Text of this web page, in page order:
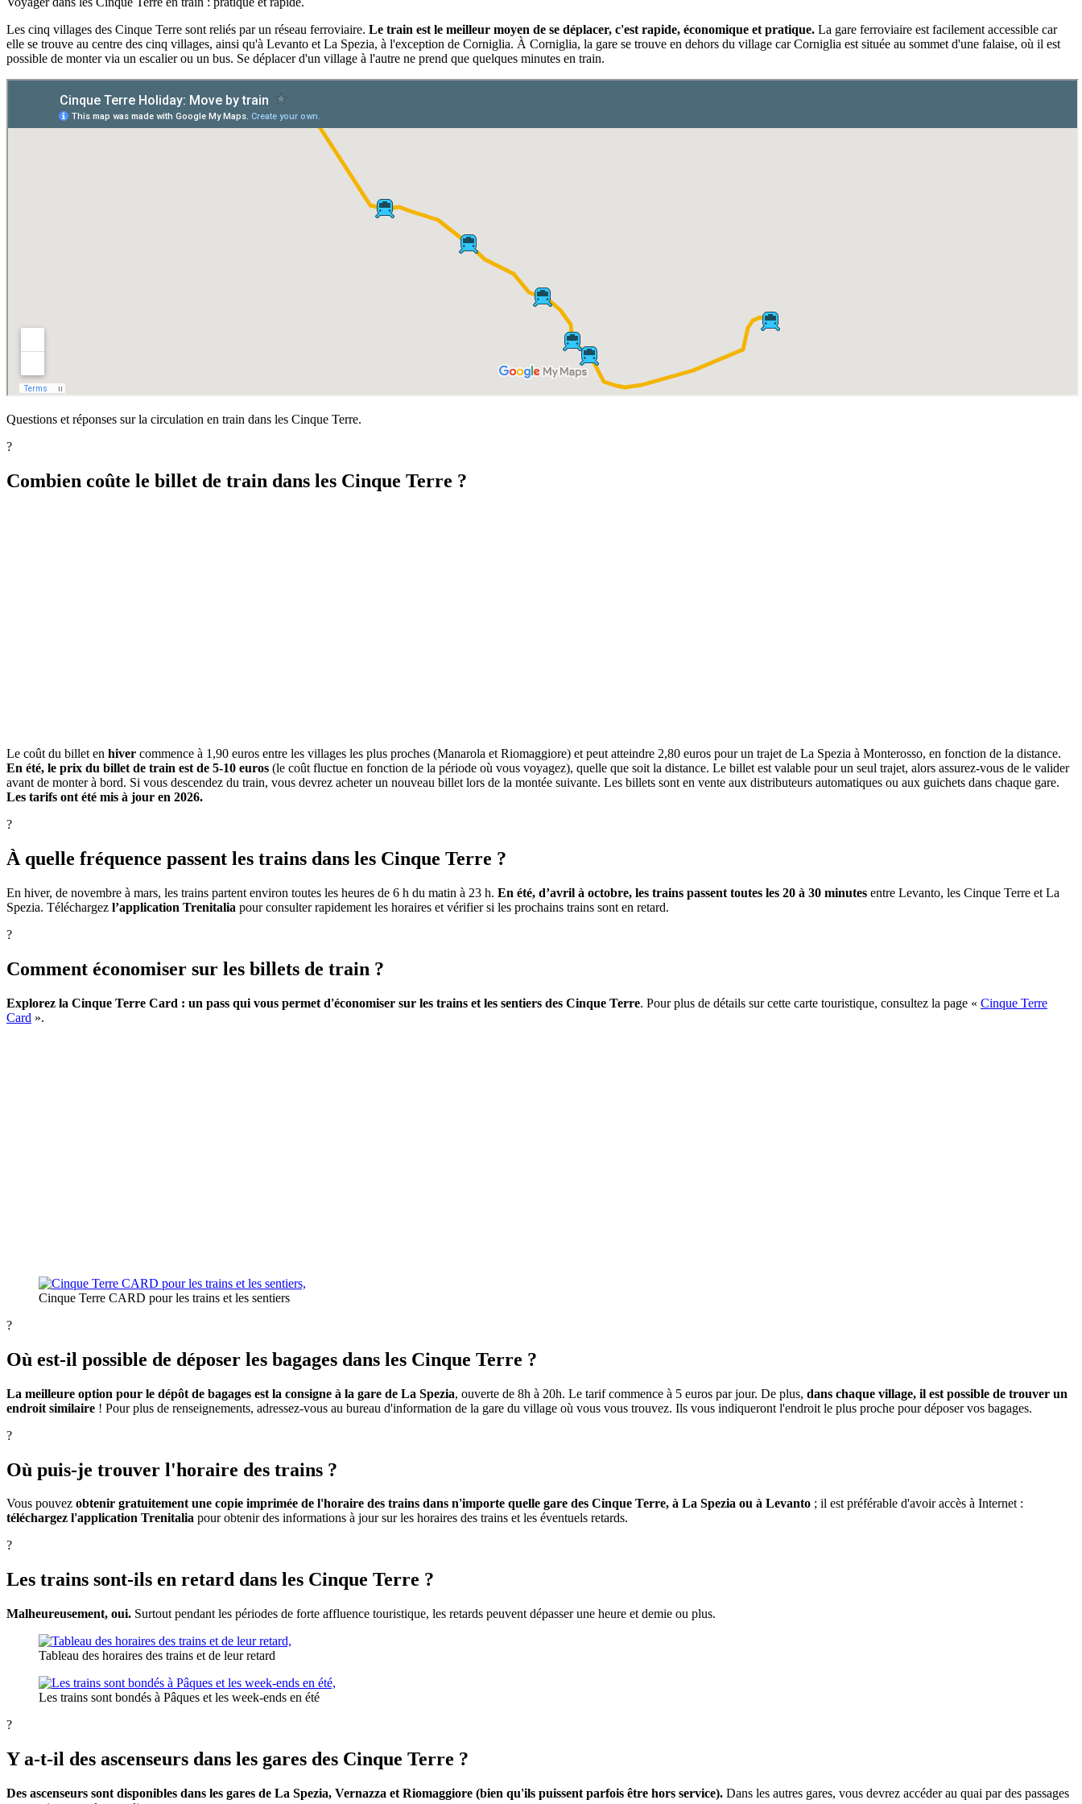
Les cinq villages des Cinque Terre sont reliés par un réseau ferroviaire. Le train est le meilleur moyen de se déplacer, c'est rapide, économique et pratique. La gare ferroviaire est facilement accessible car
elle se trouve au centre des cinq villages, ainsi qu'à Levanto et La Spezia, à l'exception de Corniglia. À Corniglia, la gare se trouve en dehors du village car Corniglia est située au sommet d'une falaise, où il est
possible de monter via un escalier ou un bus. Se déplacer d'un village à l'autre ne prend que quelques minutes en train.
Questions et réponses sur la circulation en train dans les Cinque Terre.
?
Combien coûte le billet de train dans les Cinque Terre ?
Le coût du billet en hiver commence à 1,90 euros entre les villages les plus proches (Manarola et Riomaggiore) et peut atteindre 2,80 euros pour un trajet de La Spezia à Monterosso, en fonction de la distance.
En été, le prix du billet de train est de 5-10 euros (le coût fluctue en fonction de la période où vous voyagez), quelle que soit la distance. Le billet est valable pour un seul trajet, alors assurez-vous de le valider
avant de monter à bord. Si vous descendez du train, vous devrez acheter un nouveau billet lors de la montée suivante. Les billets sont en vente aux distributeurs automatiques ou aux guichets dans chaque gare.
Les tarifs ont été mis à jour en 2026.
?
À quelle fréquence passent les trains dans les Cinque Terre ?
En hiver, de novembre à mars, les trains partent environ toutes les heures de 6 h du matin à 23 h. En été, d’avril à octobre, les trains passent toutes les 20 à 30 minutes entre Levanto, les Cinque Terre et La
Spezia. Téléchargez l’application Trenitalia pour consulter rapidement les horaires et vérifier si les prochains trains sont en retard.
?
Comment économiser sur les billets de train ?
Explorez la Cinque Terre Card : un pass qui vous permet d'économiser sur les trains et les sentiers des Cinque Terre. Pour plus de détails sur cette carte touristique, consultez la page « Cinque Terre
Card ».
Cinque Terre CARD pour les trains et les sentiers
?
Où est-il possible de déposer les bagages dans les Cinque Terre ?
La meilleure option pour le dépôt de bagages est la consigne à la gare de La Spezia, ouverte de 8h à 20h. Le tarif commence à 5 euros par jour. De plus, dans chaque village, il est possible de trouver un
endroit similaire ! Pour plus de renseignements, adressez-vous au bureau d'information de la gare du village où vous vous trouvez. Ils vous indiqueront l'endroit le plus proche pour déposer vos bagages.
?
Où puis-je trouver l'horaire des trains ?
Vous pouvez obtenir gratuitement une copie imprimée de l'horaire des trains dans n'importe quelle gare des Cinque Terre, à La Spezia ou à Levanto ; il est préférable d'avoir accès à Internet :
téléchargez l'application Trenitalia pour obtenir des informations à jour sur les horaires des trains et les éventuels retards.
?
Les trains sont-ils en retard dans les Cinque Terre ?
Malheureusement, oui. Surtout pendant les périodes de forte affluence touristique, les retards peuvent dépasser une heure et demie ou plus.
Tableau des horaires des trains et de leur retard
Les trains sont bondés à Pâques et les week-ends en été
?
Y a-t-il des ascenseurs dans les gares des Cinque Terre ?
Des ascenseurs sont disponibles dans les gares de La Spezia, Vernazza et Riomaggiore (bien qu'ils puissent parfois être hors service). Dans les autres gares, vous devrez accéder au quai par des passages